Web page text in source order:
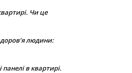
Чи це
людини:
панелі в квартирі.